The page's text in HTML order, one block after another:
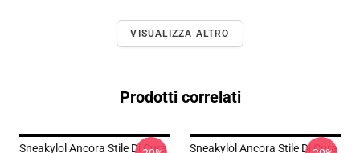
VISUALIZZA ALTRO
Prodotti correlati
Sneakylol Ancora Stile Di Cura
Sneakylol Ancora Stile Di Cura